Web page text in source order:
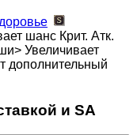
шанс Крит. Атк.
Увеличивает
дополнительный
и SA